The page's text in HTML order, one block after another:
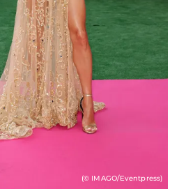
(© IMAGO/Eventpress)